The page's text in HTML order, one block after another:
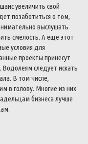
шансувеличить свой
позаботиться о том,
выслушать
смелость. А еще этот
условия для
проекты принесут
, Водолеям следует искать
. В том числе,
им в голову. Многие из них
бизнеса лучше
.